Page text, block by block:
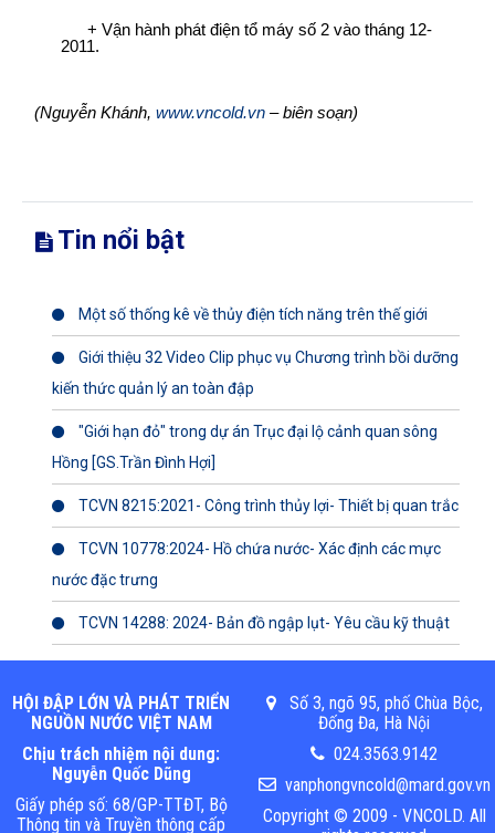
+ Vận hành phát điện tổ máy số 2 vào tháng 12-
2011.
(Nguyễn Khánh, www.vncold.vn – biên soạn)
Tin nổi bật
Một số thống kê về thủy điện tích năng trên thế giới
Giới thiệu 32 Video Clip phục vụ Chương trình bồi dưỡng
kiến thức quản lý an toàn đập
"Giới hạn đỏ" trong dự án Trục đại lộ cảnh quan sông
Hồng [GS.Trần Đình Hợi]
TCVN 8215:2021- Công trình thủy lợi- Thiết bị quan trắc
TCVN 10778:2024- Hồ chứa nước- Xác định các mực
nước đặc trưng
TCVN 14288: 2024- Bản đồ ngập lụt- Yêu cầu kỹ thuật
HỘI ĐẬP LỚN VÀ PHÁT TRIỂN
NGUỒN NƯỚC VIỆT NAM
Chịu trách nhiệm nội dung:
Nguyễn Quốc Dũng
Giấy phép số: 68/GP-TTĐT, Bộ
Thông tin và Truyền thông cấp
Số 3, ngõ 95, phố Chùa Bộc,
Đống Đa, Hà Nội
024.3563.9142
vanphongvncold@mard.gov.vn
Copyright © 2009 - VNCOLD. All